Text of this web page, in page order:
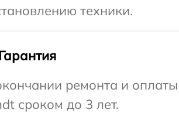
техники.
ремонта и
сроком до 3 лет.